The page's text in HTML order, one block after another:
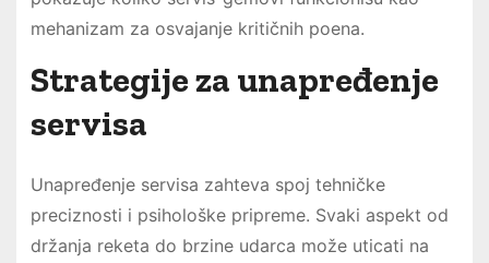
mehanizam za osvajanje kritičnih poena.
Strategije za unapređenje
servisa
Unapređenje servisa zahteva spoj tehničke
preciznosti i psihološke pripreme. Svaki aspekt od
držanja reketa do brzine udarca može uticati na